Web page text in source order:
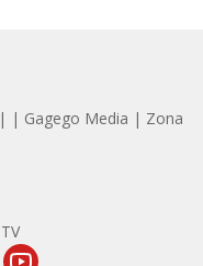
| | Gagego Media | Zona